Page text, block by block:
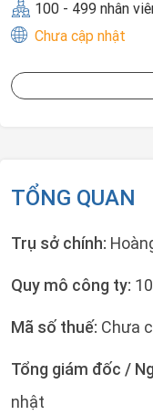
100 - 499 nhân
Chưa cập nhật
TỔNG QUAN
Trụ sở chính:
Quy mô công ty:
Mã số thuế: Chưa
Tổng giám đốc /
nhật